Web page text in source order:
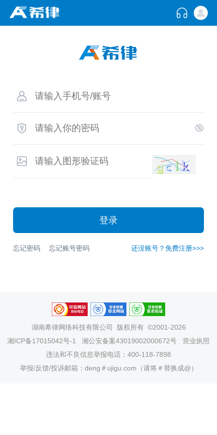
登录
忘记密码 忘记账号密码 还没账号？免费注册>>>
湖南希律网络科技有限公司
版权所有 ©2001-2026
湘ICP备17015042号-1
湘公安备案43019002000672号
营业执照
违法和不良信息举报电话：400-118-7898
举报/反馈/投诉邮箱：deng＃ujigu.com（请将＃替换成@）